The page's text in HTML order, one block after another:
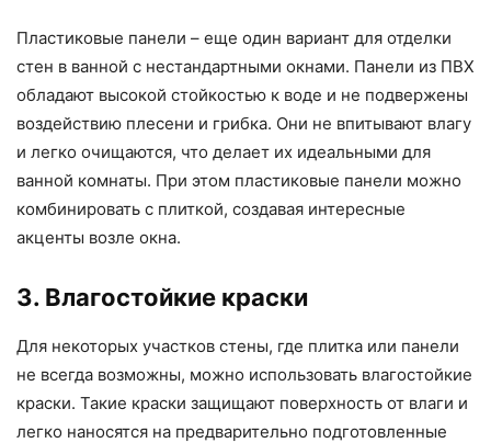
Пластиковые панели – еще один вариант для отделки
стен в ванной с нестандартными окнами. Панели из ПВХ
обладают высокой стойкостью к воде и не подвержены
воздействию плесени и грибка. Они не впитывают влагу
и легко очищаются, что делает их идеальными для
ванной комнаты. При этом пластиковые панели можно
комбинировать с плиткой, создавая интересные
акценты возле окна.
3. Влагостойкие краски
Для некоторых участков стены, где плитка или панели
не всегда возможны, можно использовать влагостойкие
краски. Такие краски защищают поверхность от влаги и
легко наносятся на предварительно подготовленные